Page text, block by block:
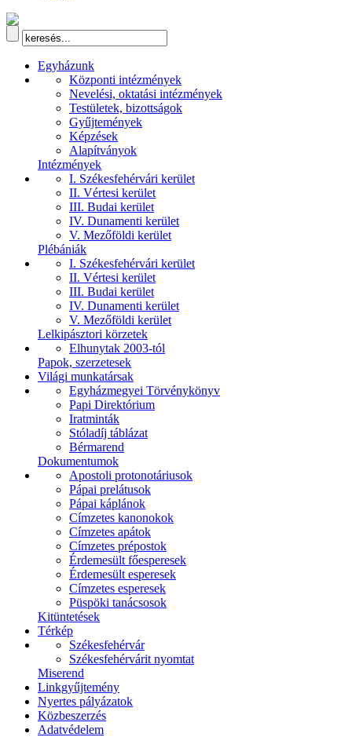
Egyházunk
Központi intézmények
Nevelési, oktatási intézmények
Testületek, bizottságok
Gyűjtemények
Képzések
Alapítványok
Intézmények
I. Székesfehérvári kerület
II. Vértesi kerület
III. Budai kerület
IV. Dunamenti kerület
V. Mezőföldi kerület
Plébániák
I. Székesfehérvári kerület
II. Vértesi kerület
III. Budai kerület
IV. Dunamenti kerület
V. Mezőföldi kerület
Lelkipásztori körzetek
Elhunytak 2003-tól
Papok, szerzetesek
Világi munkatársak
Egyházmegyei Törvénykönyv
Papi Direktórium
Iratminták
Stóladíj táblázat
Bérmarend
Dokumentumok
Apostoli protonotáriusok
Pápai prelátusok
Pápai káplánok
Címzetes kanonokok
Címzetes apátok
Címzetes prépostok
Érdemesült főesperesek
Érdemesült esperesek
Címzetes esperesek
Püspöki tanácsosok
Kitüntetések
Térkép
Székesfehérvár
Székesfehérvárit nyomtat
Miserend
Linkgyűjtemény
Nyertes pályázatok
Közbeszerzés
Adatvédelem